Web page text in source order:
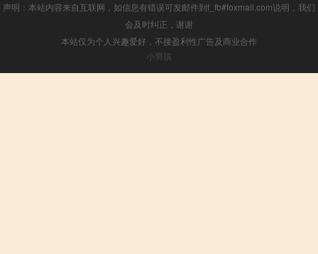
声明：本站内容来自互联网，如信息有错误可发邮件到f_fb#foxmail.com说明，我们
会及时纠正，谢谢
本站仅为个人兴趣爱好，不接盈利性广告及商业合作
小男孩